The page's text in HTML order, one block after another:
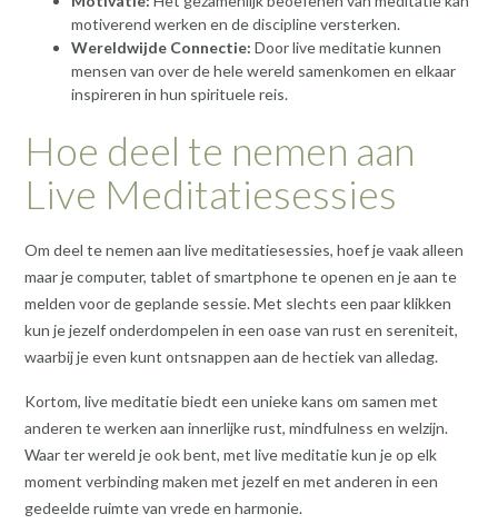
motiverend werken en de discipline versterken.
Wereldwijde Connectie: Door live meditatie kunnen
mensen van over de hele wereld samenkomen en elkaar
inspireren in hun spirituele reis.
Hoe deel te nemen aan
Live Meditatiesessies
Om deel te nemen aan live meditatiesessies, hoef je vaak alleen
maar je computer, tablet of smartphone te openen en je aan te
melden voor de geplande sessie. Met slechts een paar klikken
kun je jezelf onderdompelen in een oase van rust en sereniteit,
waarbij je even kunt ontsnappen aan de hectiek van alledag.
Kortom, live meditatie biedt een unieke kans om samen met
anderen te werken aan innerlijke rust, mindfulness en welzijn.
Waar ter wereld je ook bent, met live meditatie kun je op elk
moment verbinding maken met jezelf en met anderen in een
gedeelde ruimte van vrede en harmonie.